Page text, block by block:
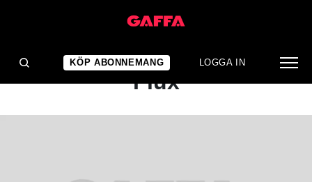
KÖP ABONNEMANG LOGGA IN
ALBUMRECENSION
Scraps of Tape: Resident
Flux